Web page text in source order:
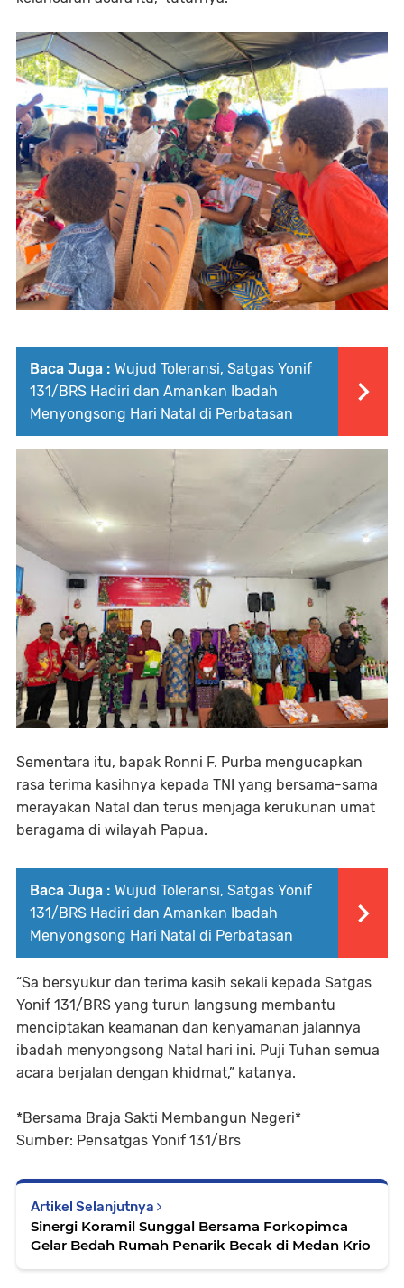
Baca Juga : Wujud Toleransi, Satgas Yonif
131/BRS Hadiri dan Amankan Ibadah
Menyongsong Hari Natal di Perbatasan
Sementara itu, bapak Ronni F. Purba mengucapkan
rasa terima kasihnya kepada TNI yang bersama-sama
merayakan Natal dan terus menjaga kerukunan umat
beragama di wilayah Papua.
Baca Juga : Wujud Toleransi, Satgas Yonif
131/BRS Hadiri dan Amankan Ibadah
Menyongsong Hari Natal di Perbatasan
“Sa bersyukur dan terima kasih sekali kepada Satgas
Yonif 131/BRS yang turun langsung membantu
menciptakan keamanan dan kenyamanan jalannya
ibadah menyongsong Natal hari ini. Puji Tuhan semua
acara berjalan dengan khidmat,” katanya.
*Bersama Braja Sakti Membangun Negeri*
Sumber: Pensatgas Yonif 131/Brs
Artikel Selanjutnya
Sinergi Koramil Sunggal Bersama Forkopimca
Gelar Bedah Rumah Penarik Becak di Medan Krio